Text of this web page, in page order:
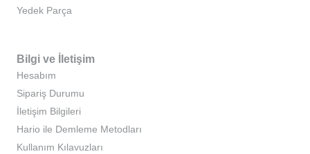
Yedek Parça
Bilgi ve İletişim
Hesabım
Sipariş Durumu
İletişim Bilgileri
Hario ile Demleme Metodları
Kullanım Kılavuzları